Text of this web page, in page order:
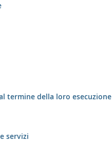
termine della loro esecuzione
servizi